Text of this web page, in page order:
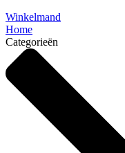
Winkelmand
Home
Categorieën